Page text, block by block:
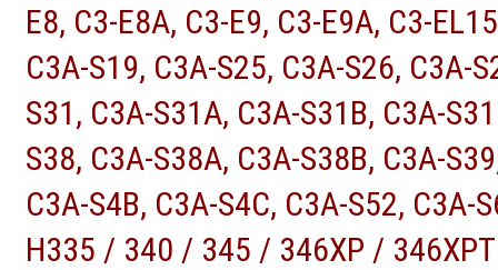
E8, C3-E8A, C3-E9, C3-E9A, C3-
C3A-S19, C3A-S25, C3A-S26, C3A-
S31, C3A-S31A, C3A-S31B, C3A-
S38, C3A-S38A, C3A-S38B, C3A-
C3A-S4B, C3A-S4C, C3A-S52, C3A-
H335 / 340 / 345 / 346XP /